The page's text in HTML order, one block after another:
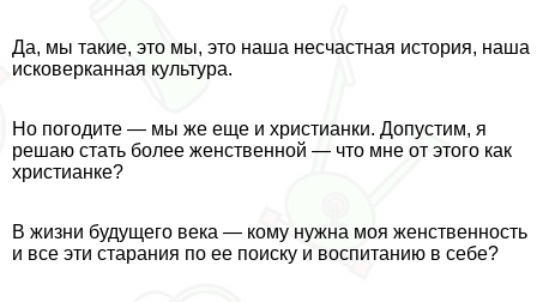
Да, мы такие, это мы, это наша несчастная история, наша
исковерканная культура.
Но погодите — мы же еще и христианки. Допустим, я
решаю стать более женственной — что мне от этого как
христианке?
В жизни будущего века — кому нужна моя женственность
и все эти старания по ее поиску и воспитанию в себе?